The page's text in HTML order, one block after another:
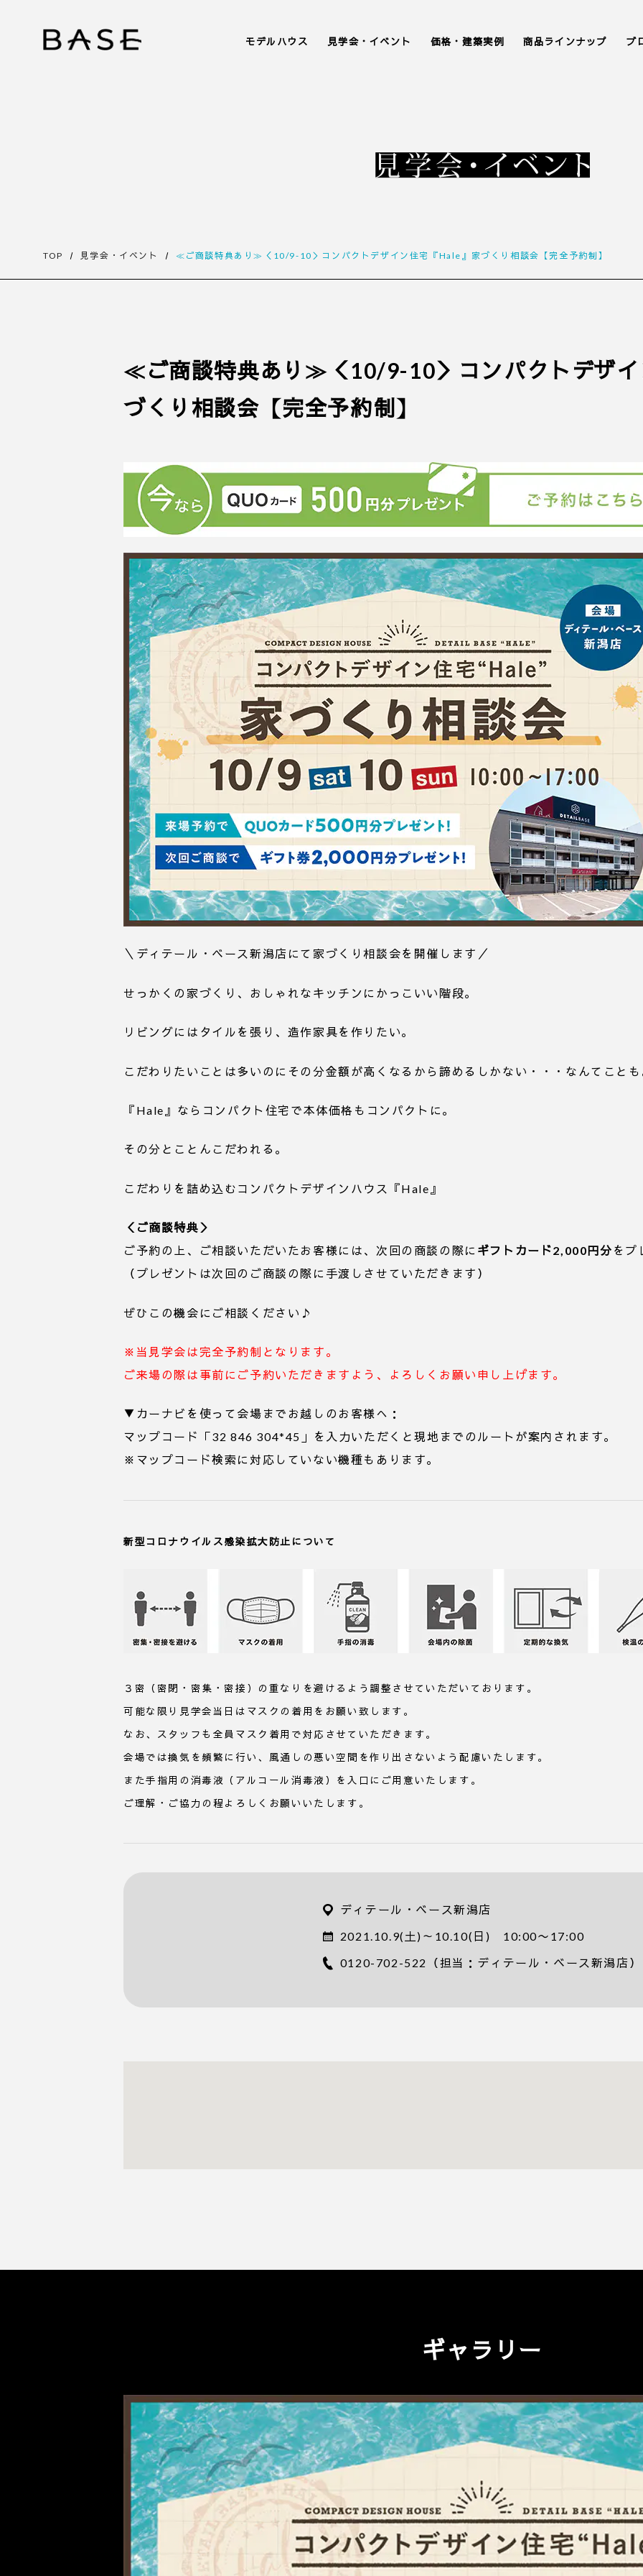
モデルハウス 見学会・イベント 価格・建築実例 商品ラインナップ ブ
TOP 見学会・イベント ≪ご商談特典あり≫＜10/9-10＞コンパクトデザイン住宅『Hale』家づくり相談会【完全予約制】
≪ご商談特典あり≫＜10/9-10＞コンパクトデザイ
づくり相談会【完全予約制】
＼ディテール・ベース新潟店にて家づくり相談会を開催します／
せっかくの家づくり、おしゃれなキッチンにかっこいい階段。
リビングにはタイルを張り、造作家具を作りたい。
こだわりたいことは多いのにその分金額が高くなるから諦めるしかない・・・なんてことも
『Hale』ならコンパクト住宅で本体価格もコンパクトに。
その分とことんこだわれる。
こだわりを詰め込むコンパクトデザインハウス『Hale』
＜ご商談特典＞
ご予約の上、ご相談いただいたお客様には、次回の商談の際に ギフトカード2,000円分 をプ
（プレゼントは次回のご商談の際に手渡しさせていただきます）
ぜひこの機会にご相談ください♪
※当見学会は完全予約制となります。
ご来場の際は事前にご予約いただきますよう、よろしくお願い申し上げます。
▼カーナビを使って会場までお越しのお客様へ：
マップコード「32 846 304*45」を入力いただくと現地までのルートが案内されます。
※マップコード検索に対応していない機種もあります。
新型コロナウイルス感染拡大防止について
３密（密閉・密集・密接）の重なりを避けるよう調整させていただいております。
可能な限り見学会当日はマスクの着用をお願い致します。
なお、スタッフも全員マスク着用で対応させていただきます。
会場では換気を頻繁に行い、風通しの悪い空間を作り出さないよう配慮いたします。
また手指用の消毒液（アルコール消毒液）を入口にご用意いたします。
ご理解・ご協力の程よろしくお願いいたします。
ディテール・ベース新潟店
2021.10.9(土)～10.10(日) 10:00〜17:00
0120-702-522
（担当：ディテール・ベース新潟店）
ギャラリー